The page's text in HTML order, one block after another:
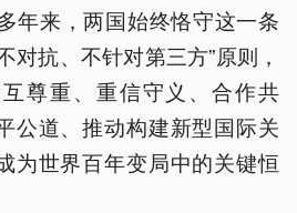
年来，两国始终恪守这一条
对抗、不针对第三方”原则，
尊重、重信守义、合作共
公道、推动构建新型国际关
为世界百年变局中的关键恒